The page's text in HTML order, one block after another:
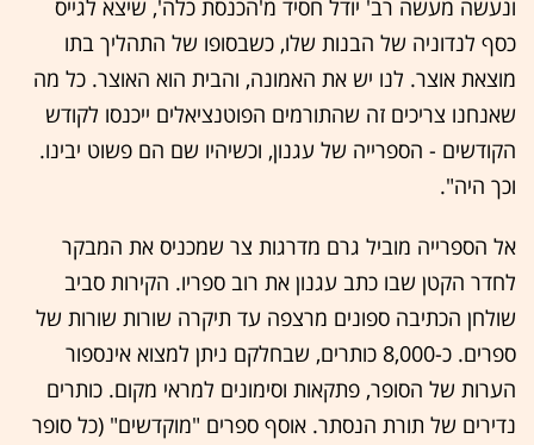
ונעשה מעשה רב' יודל חסיד מ'הכנסת כלה', שיצא לגייס
כסף לנדוניה של הבנות שלו, כשבסופו של התהליך בתו
מוצאת אוצר. לנו יש את האמונה, והבית הוא האוצר. כל מה
שאנחנו צריכים זה שהתורמים הפוטנציאלים ייכנסו לקודש
הקודשים - הספרייה של עגנון, וכשיהיו שם הם פשוט יבינו.
וכך היה".
אל הספרייה מוביל גרם מדרגות צר שמכניס את המבקר
לחדר הקטן שבו כתב עגנון את רוב ספריו. הקירות סביב
שולחן הכתיבה ספונים מרצפה עד תיקרה שורות שורות של
ספרים. כ-8,000 כותרים, שבחלקם ניתן למצוא אינספור
הערות של הסופר, פתקאות וסימונים למראי מקום. כותרים
נדירים של תורת הנסתר. אוסף ספרים "מוקדשים" (כל סופר